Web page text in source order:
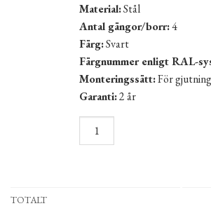
Material:Stål
Antal gängor/borr:4
Färg:Svart
Färgnummer enligt RAL-
Monteringssätt:För gjutning
Garanti:2 år
TOTALT